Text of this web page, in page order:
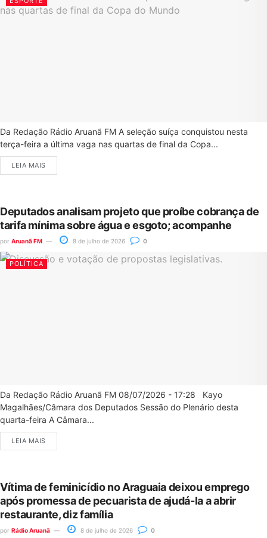
Da Redação Rádio Aruanã FM A seleção suíça conquistou nesta
terça-feira a última vaga nas quartas de final da Copa...
LEIA MAIS
Deputados analisam projeto que proíbe cobrança de
tarifa mínima sobre água e esgoto; acompanhe
por Aruanã FM 8 de julho de 2026 0
POLÍTICA
Da Redação Rádio Aruanã FM 08/07/2026 - 17:28 Kayo
Magalhães/Câmara dos Deputados Sessão do Plenário desta
quarta-feira A Câmara...
LEIA MAIS
Vítima de feminicídio no Araguaia deixou emprego
após promessa de pecuarista de ajudá-la a abrir
restaurante, diz família
por Rádio Aruanã 8 de julho de 2026 0